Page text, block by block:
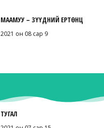
МААМУУ – ЗҮҮДНИЙ ЕРТӨНЦ
2021 он 08 сар 9
ТУГАЛ